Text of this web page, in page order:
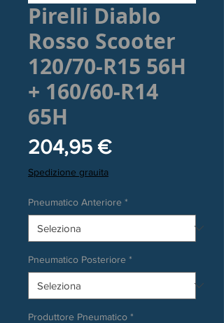
Pirelli Diablo
Rosso Scooter
120/70-R15 56H
+ 160/60-R14
65H
204,95 €Prezzo
Spedizione grauita
Pneumatico Anteriore *
Pneumatico Posteriore *
Produttore Pneumatico *